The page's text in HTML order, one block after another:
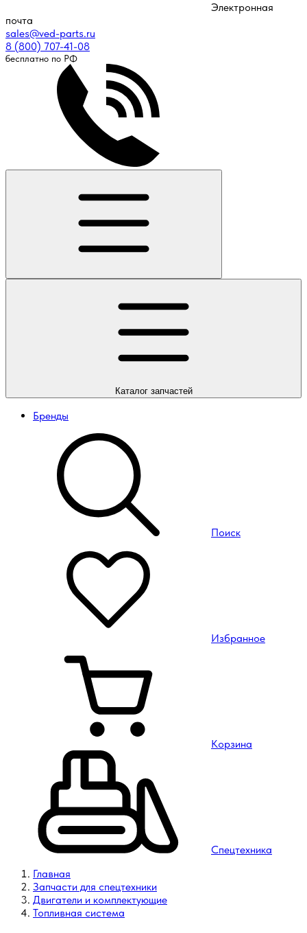
Электронная
почта
sales@ved-parts.ru
8 (800) 707-41-08
бесплатно по РФ
Каталогзапчастей
Бренды
Поиск
Избранное
Корзина
Спецтехника
Главная
Запчасти для спецтехники
Двигатели и комплектующие
Топливная система